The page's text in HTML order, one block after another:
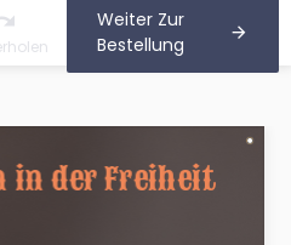
Weiter Zur
Bestellung